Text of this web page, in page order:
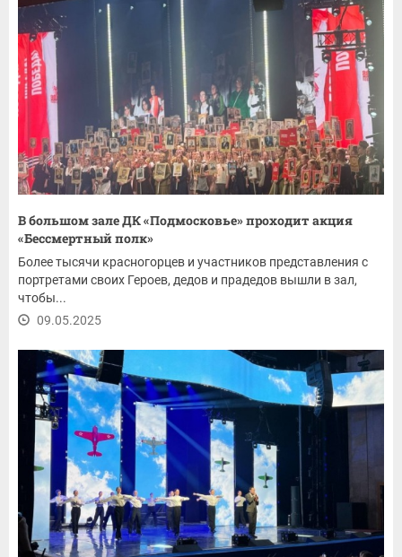
В большом зале ДК «Подмосковье» проходит акция
«Бессмертный полк»
Более тысячи красногорцев и участников представления с
портретами своих Героев, дедов и прадедов вышли в зал,
чтобы...
09.05.2025